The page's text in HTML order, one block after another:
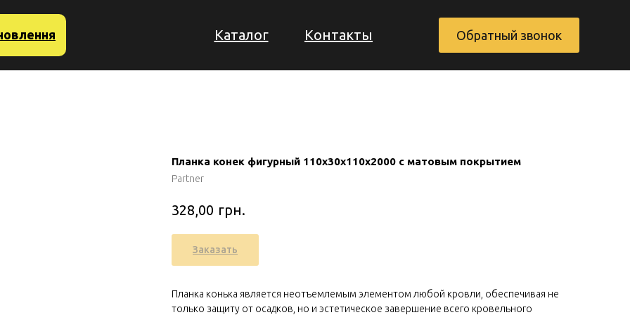
Каталог
Заказать обратный звонок
Контакты Обратный звонок
Планка конек фигурный 110х30х110х2000 с матовым покрытием
Partner
328,00 грн.
Заказать
Планка конька является неотъемлемым элементом любой кровли, обеспечивая не
только защиту от осадков, но и эстетическое завершение всего кровельного